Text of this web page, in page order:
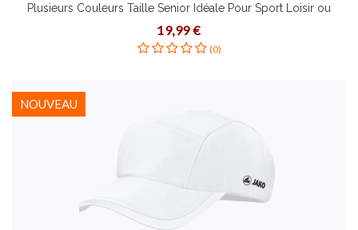
Plusieurs Couleurs Taille Senior Idéale Pour Sport Loisir ou
Protection du Soleil
19,99 €
(0)
NOUVEAU